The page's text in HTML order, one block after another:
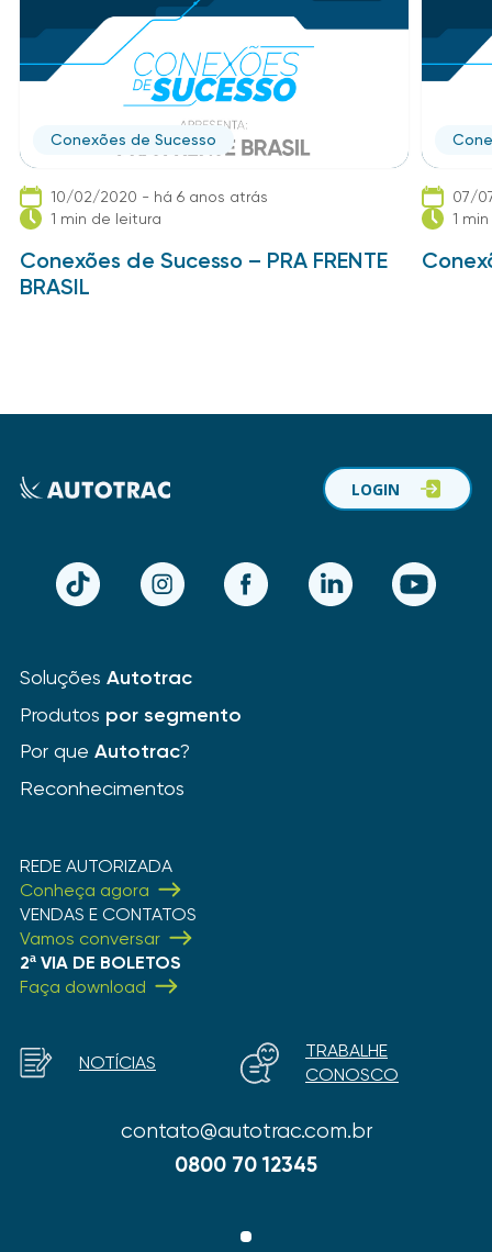
Conexões de Sucesso
10/02/2020 - há 6 anos atrás
1 min de leitura
Conexões de Sucesso – PRA FRENTE
BRASIL
07/
1
TikTok Instagram Facebook LinkedIn YouTube
LOGIN
Soluções Autotrac
Produtos por segmento
Por que Autotrac?
Reconhecimentos
REDE AUTORIZADA
Conheça agora
VENDAS E CONTATOS
Vamos conversar
2ª VIA DE BOLETOS
Faça download
contato@autotrac.com.br
0800 70 12345
NOTÍCIAS
TRABALHE
CONOSCO